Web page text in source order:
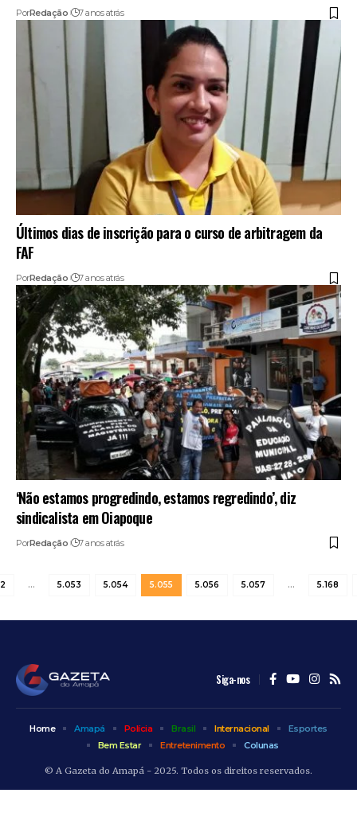
PorRedação 7 anos atrás
Últimos dias de inscrição para o curso de arbitragem da
FAF
PorRedação 7 anos atrás
‘Não estamos progredindo, estamos regredindo’, diz
sindicalista em Oiapoque
PorRedação 7 anos atrás
2 … 5.053 5.054 5.055 5.056 5.057 … 5.168
Siga-nos
© A Gazeta do Amapá - 2025. Todos os direitos reservados.
Home Amapá Polícia Brasil Internacional
Esportes
Bem Estar
Entretenimento Colunas